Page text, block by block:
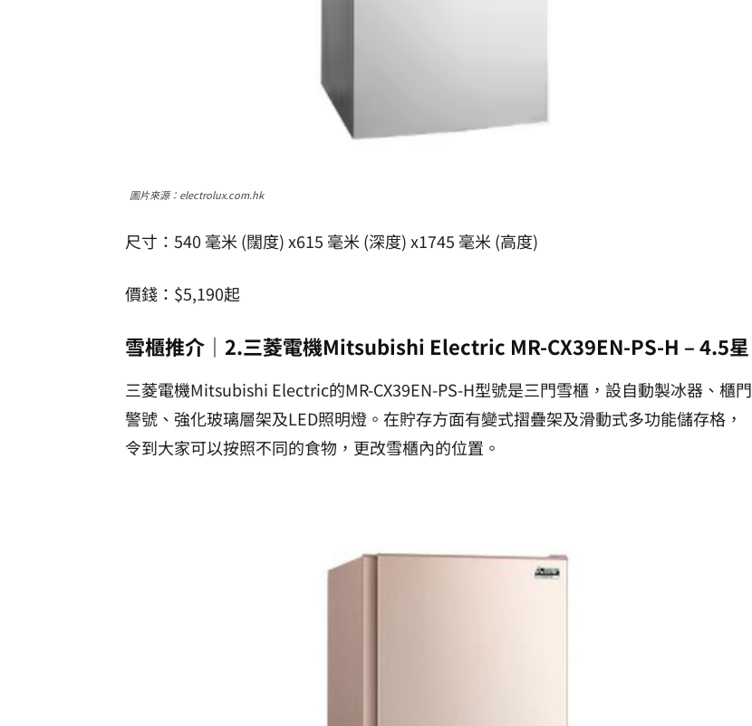
圖片來源：electrolux.com.hk
尺寸：540 毫米 (闊度) x615 毫米 (深度) x1745 毫米 (高度)
價錢：$5,190起
雪櫃推介｜2.三菱電機Mitsubishi Electric MR-CX39EN-PS-H – 4.5星
三菱電機Mitsubishi Electric的MR-CX39EN-PS-H型號是三門雪櫃，設自動製冰器、櫃門
警號、強化玻璃層架及LED照明燈。在貯存方面有變式摺疊架及滑動式多功能儲存格，
令到大家可以按照不同的食物，更改雪櫃內的位置。